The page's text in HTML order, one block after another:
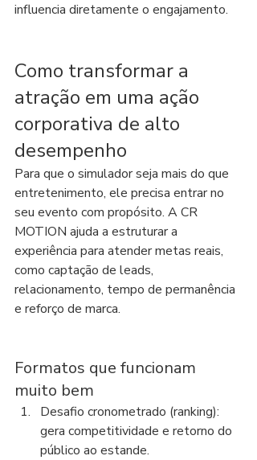
influencia diretamente o engajamento.
Como transformar a
atração em uma ação
corporativa de alto
desempenho
Para que o simulador seja mais do que
entretenimento, ele precisa entrar no
seu evento com propósito. A CR
MOTION ajuda a estruturar a
experiência para atender metas reais,
como captação de leads,
relacionamento, tempo de permanência
e reforço de marca.
Formatos que funcionam
muito bem
Desafio cronometrado (ranking):
gera competitividade e retorno do
público ao estande.